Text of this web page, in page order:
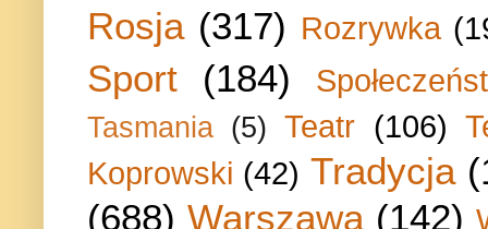
Rosja (317) Rozrywka
Sport (184)
Tasmania (5) Teatr (106)
Koprowski (42) Tradycja
(688) Warszawa (142)